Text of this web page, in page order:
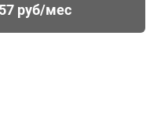
руб/мес